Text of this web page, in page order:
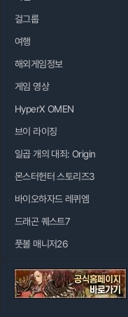
걸그룹
여행
해외게임정보
게임 영상
HyperX OMEN
브이 라이징
일곱 개의 대죄: Origin
몬스터헌터 스토리즈3
바이오하자드 레퀴엠
드래곤 퀘스트7
풋볼 매니저26